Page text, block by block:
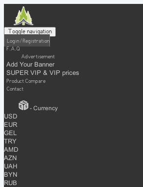
Toggle navigation
Login / Registration
F.A.Q
Advertisement
Add Your Banner
SUPER VIP & VIP prices
Product Compare
Contact
- Currency
USD
EUR
GEL
TRY
AMD
AZN
UAH
BYN
RUB